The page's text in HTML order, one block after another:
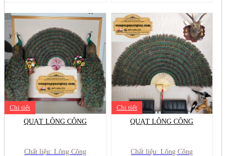
Chi tiết
QUẠT LÔNG CÔNG
Chất liệu: Lông Công
Chi tiết
QUẠT LÔNG CÔNG
Chất liệu: Lông Công